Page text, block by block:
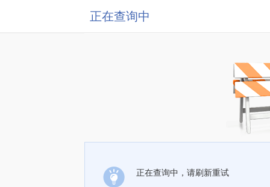
正在查询中
正在查询中，请刷新重试